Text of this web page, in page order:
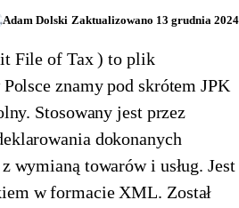
Adam Dolski Zaktualizowano 13 grudnia 2024
File of Tax ) to plik
znamy pod skrótem JPK
Stosowany jest przez
dokonanych
wymianą towarów i usług. Jest
w formacie XML. Został